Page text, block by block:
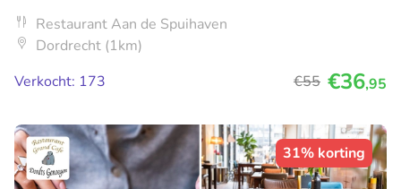
Restaurant Aan de Spuihaven
Dordrecht (1km)
Verkocht: 173
€55 €36,95
31% korting